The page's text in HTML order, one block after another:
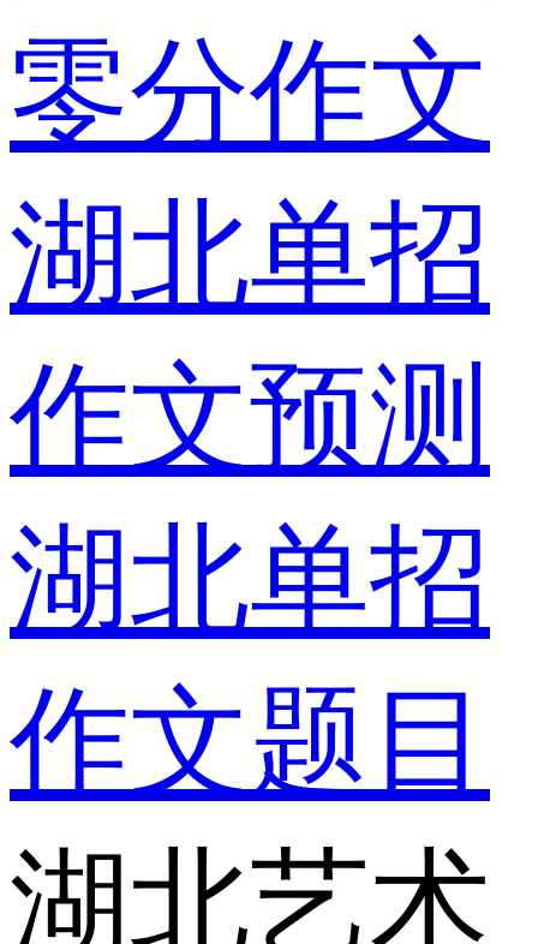
零分作文
湖北单招
作文预测
湖北单招
作文题目
湖北艺术